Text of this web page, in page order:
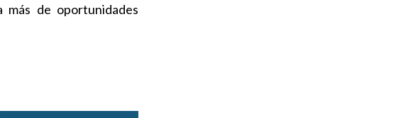
de oportunidades